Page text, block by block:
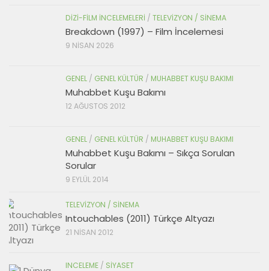
DIZI-FILM İNCELEMELERI / TELEVIZYON / SINEMA
Breakdown (1997) – Film İncelemesi
9 NISAN 2026
GENEL / GENEL KÜLTÜR / MUHABBET KUŞU BAKIMI
Muhabbet Kuşu Bakımı
12 AĞUSTOS 2012
GENEL / GENEL KÜLTÜR / MUHABBET KUŞU BAKIMI
Muhabbet Kuşu Bakımı – Sıkça Sorulan
Sorular
9 EYLÜL 2014
TELEVIZYON / SINEMA
Intouchables (2011) Türkçe Altyazı
21 NISAN 2012
INCELEME / SIYASET